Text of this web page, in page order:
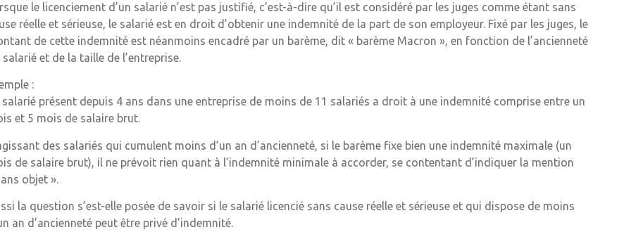
le licenciement d’un salarié n’est pas justifié, c’est-à-dire qu’il est considéré par les juges comme étant sans
réelle et sérieuse, le salarié est en droit d’obtenir une indemnité de la part de son employeur. Fixé par les juges, le
de cette indemnité est néanmoins encadré par un barème, dit « barème Macron », en fonction de l’ancienneté
salarié et de la taille de l’entreprise.
:
salarié présent depuis 4 ans dans une entreprise de moins de 11 salariés a droit à une indemnité comprise entre un
et 5 mois de salaire brut.
des salariés qui cumulent moins d’un an d’ancienneté, si le barème fixe bien une indemnité maximale (un
de salaire brut), il ne prévoit rien quant à l’indemnité minimale à accorder, se contentant d’indiquer la mention
objet ».
la question s’est-elle posée de savoir si le salarié licencié sans cause réelle et sérieuse et qui dispose de moins
an d’ancienneté peut être privé d’indemnité.